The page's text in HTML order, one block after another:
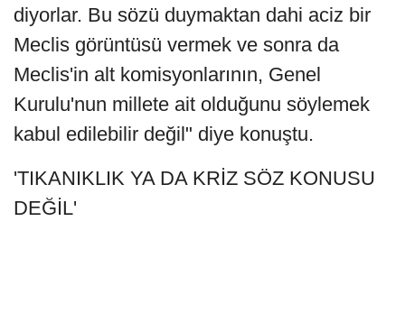
diyorlar. Bu sözü duymaktan dahi aciz bir
Meclis görüntüsü vermek ve sonra da
Meclis'in alt komisyonlarının, Genel
Kurulu'nun millete ait olduğunu söylemek
kabul edilebilir değil" diye konuştu.
'TIKANIKLIK YA DA KRİZ SÖZ KONUSU
DEĞİL'